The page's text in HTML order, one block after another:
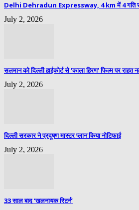
Delhi Dehradun Expressway, 4 km में 4 गति
July 2, 2026
सलमान को दिल्ली हाईकोर्ट से ‘काला हिरण’ फिल्म पर राहत
July 2, 2026
दिल्ली सरकार ने प्रदूषण मास्टर प्लान किया नोटिफाई
July 2, 2026
33 साल बाद ‘खलनायक रिटर्न’